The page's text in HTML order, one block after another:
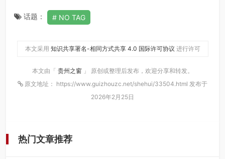
话题： NO TAG
本文采用 知识共享署名-相同方式共享 4.0 国际许可协议 进行许可
本文由「 贵州之窗 」 原创或整理后发布，欢迎分享和转发。
原文地址： https://www.guizhouzc.net/shehui/33504.html 发布于
2026年2月25日
热门文章推荐